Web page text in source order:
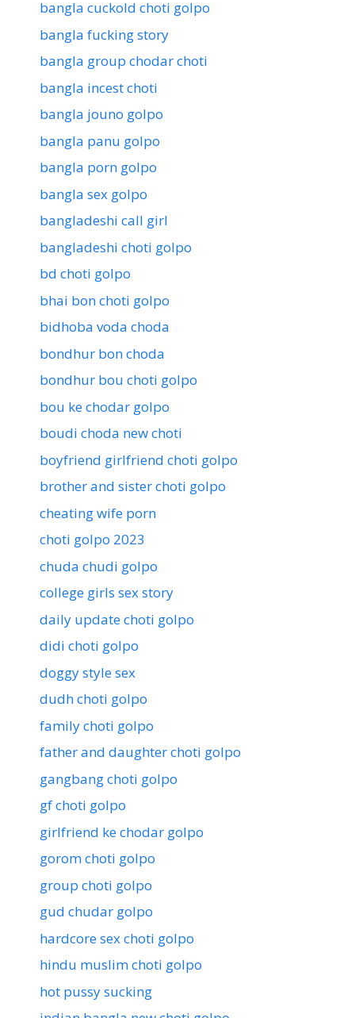
bangla cuckold choti golpo
bangla fucking story
bangla group chodar choti
bangla incest choti
bangla jouno golpo
bangla panu golpo
bangla porn golpo
bangla sex golpo
bangladeshi call girl
bangladeshi choti golpo
bd choti golpo
bhai bon choti golpo
bidhoba voda choda
bondhur bon choda
bondhur bou choti golpo
bou ke chodar golpo
boudi choda new choti
boyfriend girlfriend choti golpo
brother and sister choti golpo
cheating wife porn
choti golpo 2023
chuda chudi golpo
college girls sex story
daily update choti golpo
didi choti golpo
doggy style sex
dudh choti golpo
family choti golpo
father and daughter choti golpo
gangbang choti golpo
gf choti golpo
girlfriend ke chodar golpo
gorom choti golpo
group choti golpo
gud chudar golpo
hardcore sex choti golpo
hindu muslim choti golpo
hot pussy sucking